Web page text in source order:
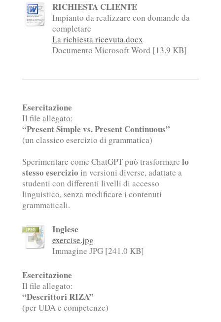
RICHIESTA CLIENTE
Impianto da realizzare con domande da
completare
La richiesta ricevuta.docx
Documento Microsoft Word [13.9 KB]
Esercitazione
Il file allegato:
“Present Simple vs. Present Continuous”
(un classico esercizio di grammatica)
Sperimentare come ChatGPT può trasformare lo
stesso esercizio in versioni diverse, adattate a
studenti con differenti livelli di accesso
linguistico, senza modificare i contenuti
grammaticali.
Inglese
exercise.jpg
Immagine JPG [241.0 KB]
Esercitazione
Il file allegato:
“Descrittori RIZA”
(per UDA e competenze)